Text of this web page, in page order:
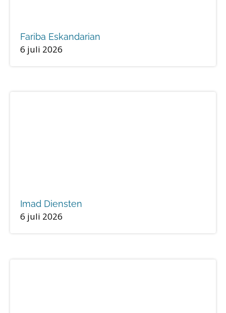
Fariba Eskandarian
6 juli 2026
Imad Diensten
6 juli 2026